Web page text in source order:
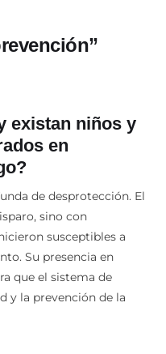
existan niños y
en
de desprotección. El
sino con
susceptibles a
Su presencia en
que el sistema de
y la prevención de la